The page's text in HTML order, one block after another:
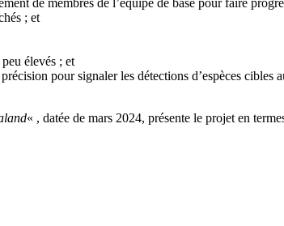
de membres de l’équipe de base pour faire
; et
élevés ; et
pour signaler les détections d’espèces cibles
« , datée de mars 2024, présente le projet en